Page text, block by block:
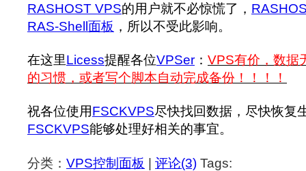
RASHOST VPS的用户就不必惊慌了，
RAS-Shell面板 ，所以不受此影响。
在这里Licess提醒各位VPSer ： VPS有价，数据
的习惯，或者写个脚本自动完成备份！！！！
祝各位使用FSCKVPS尽快找回数据，尽快恢复
FSCKVPS能够处理好相关的事宜。
分类： VPS控制面板 | 评论(3) Tags: